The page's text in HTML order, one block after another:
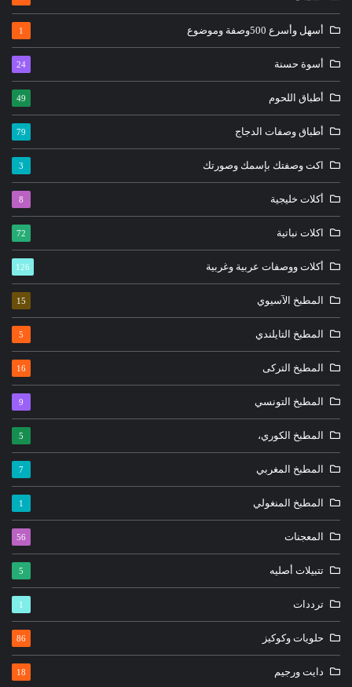
أسهل وأسرع 500وصفة وموضوع 1
أسوة حسنة 24
أطباق اللحوم 49
أطباق وصفات الدجاج 79
اكت وصفتك بإسمك وصورتك 3
أكلات خليجية 8
اكلات نباتية 72
أكلات ووصفات عربية وغربية 126
المطبخ الآسيوي 15
المطبخ التايلندي 5
المطبخ التركى 16
المطبخ التونسي 9
المطبخ الكوري، 5
المطبخ المغربي 7
المطبخ المنغولي 1
المعجنات 56
تتبيلات أصليه 5
ترددات 1
حلويات وكوكيز 86
دايت ورجيم 18